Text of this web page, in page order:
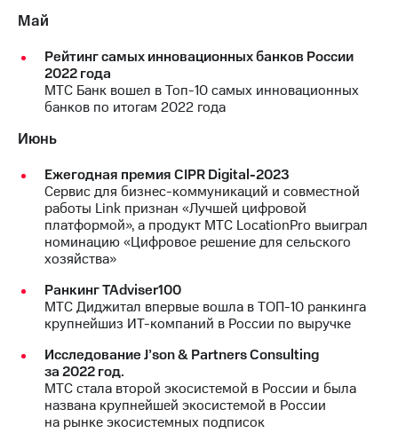
Май
Рейтинг самых инновационных банков России
2022 года
МТС Банк вошел в Топ-10 самых инновационных
банков по итогам 2022 года
Июнь
Ежегодная премия CIPR Digital-2023
Сервис для бизнес-коммуникаций и совместной
работы Link признан «Лучшей цифровой
платформой», а продукт МТС LocationPro выиграл
номинацию «Цифровое решение для сельского
хозяйства»
Ранкинг TAdviser100
МТС Диджитал впервые вошла в ТОП-10 ранкинга
крупнейшиз ИТ-компаний в России по выручке
Исследование J’son & Partners Consulting
за 2022 год.
МТС стала второй экосистемой в России и была
названа крупнейшей экосистемой в России
на рынке экосистемных подписок